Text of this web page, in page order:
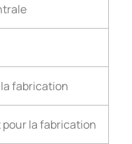
fabrication
pour la fabrication